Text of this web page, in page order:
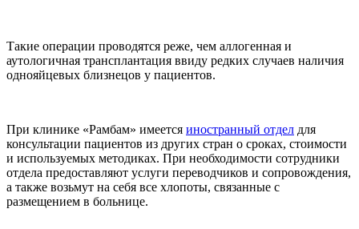
Такие операции проводятся реже, чем аллогенная и
аутологичная трансплантация ввиду редких случаев наличия
однояйцевых близнецов у пациентов.
При клинике «Рамбам» имеется иностранный отдел для
консультации пациентов из других стран о сроках, стоимости
и используемых методиках. При необходимости сотрудники
отдела предоставляют услуги переводчиков и сопровождения,
а также возьмут на себя все хлопоты, связанные с
размещением в больнице.